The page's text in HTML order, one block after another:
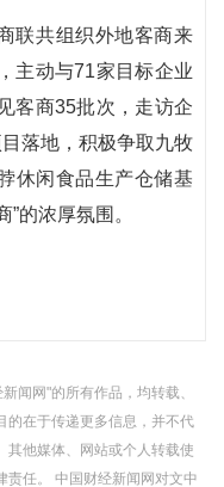
联共组织外地客商来
主动与71家目标企业
客商35批次，走访企
落地，积极争取九牧
休闲食品生产仓储基
的浓厚氛围。
闻网"的所有作品，均转载、
的在于传递更多信息，并不代
其他媒体、网站或个人转载使
责任。 中国财经新闻网对文中